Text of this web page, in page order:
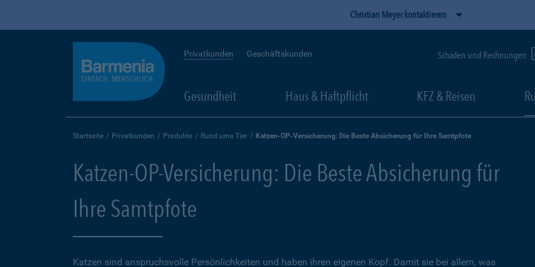
Christian Meyer kontaktieren
Privatkunden Geschäftskunden Schäden und Rechnungen
Gesundheit Haus & Haftpflicht KFZ & Reisen
Startseite Privatkunden Produkte Rund ums Tier Katzen-OP-Versicherung: Die Beste Absicherung für Ihre Samtpfote
Katzen-OP-Versicherung: Die Beste Absicherung für
Ihre Samtpfote
Katzen sind anspruchsvolle Persönlichkeiten und haben ihren eigenen Kopf. Damit sie bei allem, was